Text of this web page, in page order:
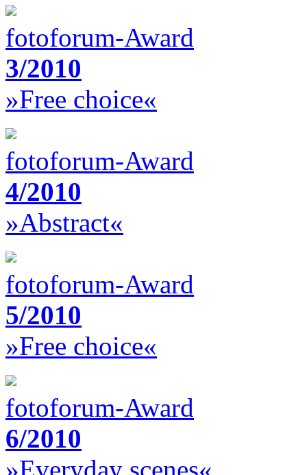
fotoforum-Award
3/2010
»Free choice«
fotoforum-Award
4/2010
»Abstract«
fotoforum-Award
5/2010
»Free choice«
fotoforum-Award
6/2010